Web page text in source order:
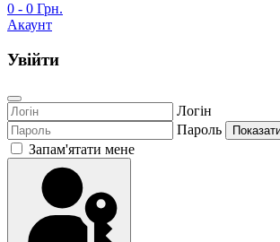
0 - 0 Грн.
Акаунт
Увійти
Логін
Пароль
Запам'ятати мене